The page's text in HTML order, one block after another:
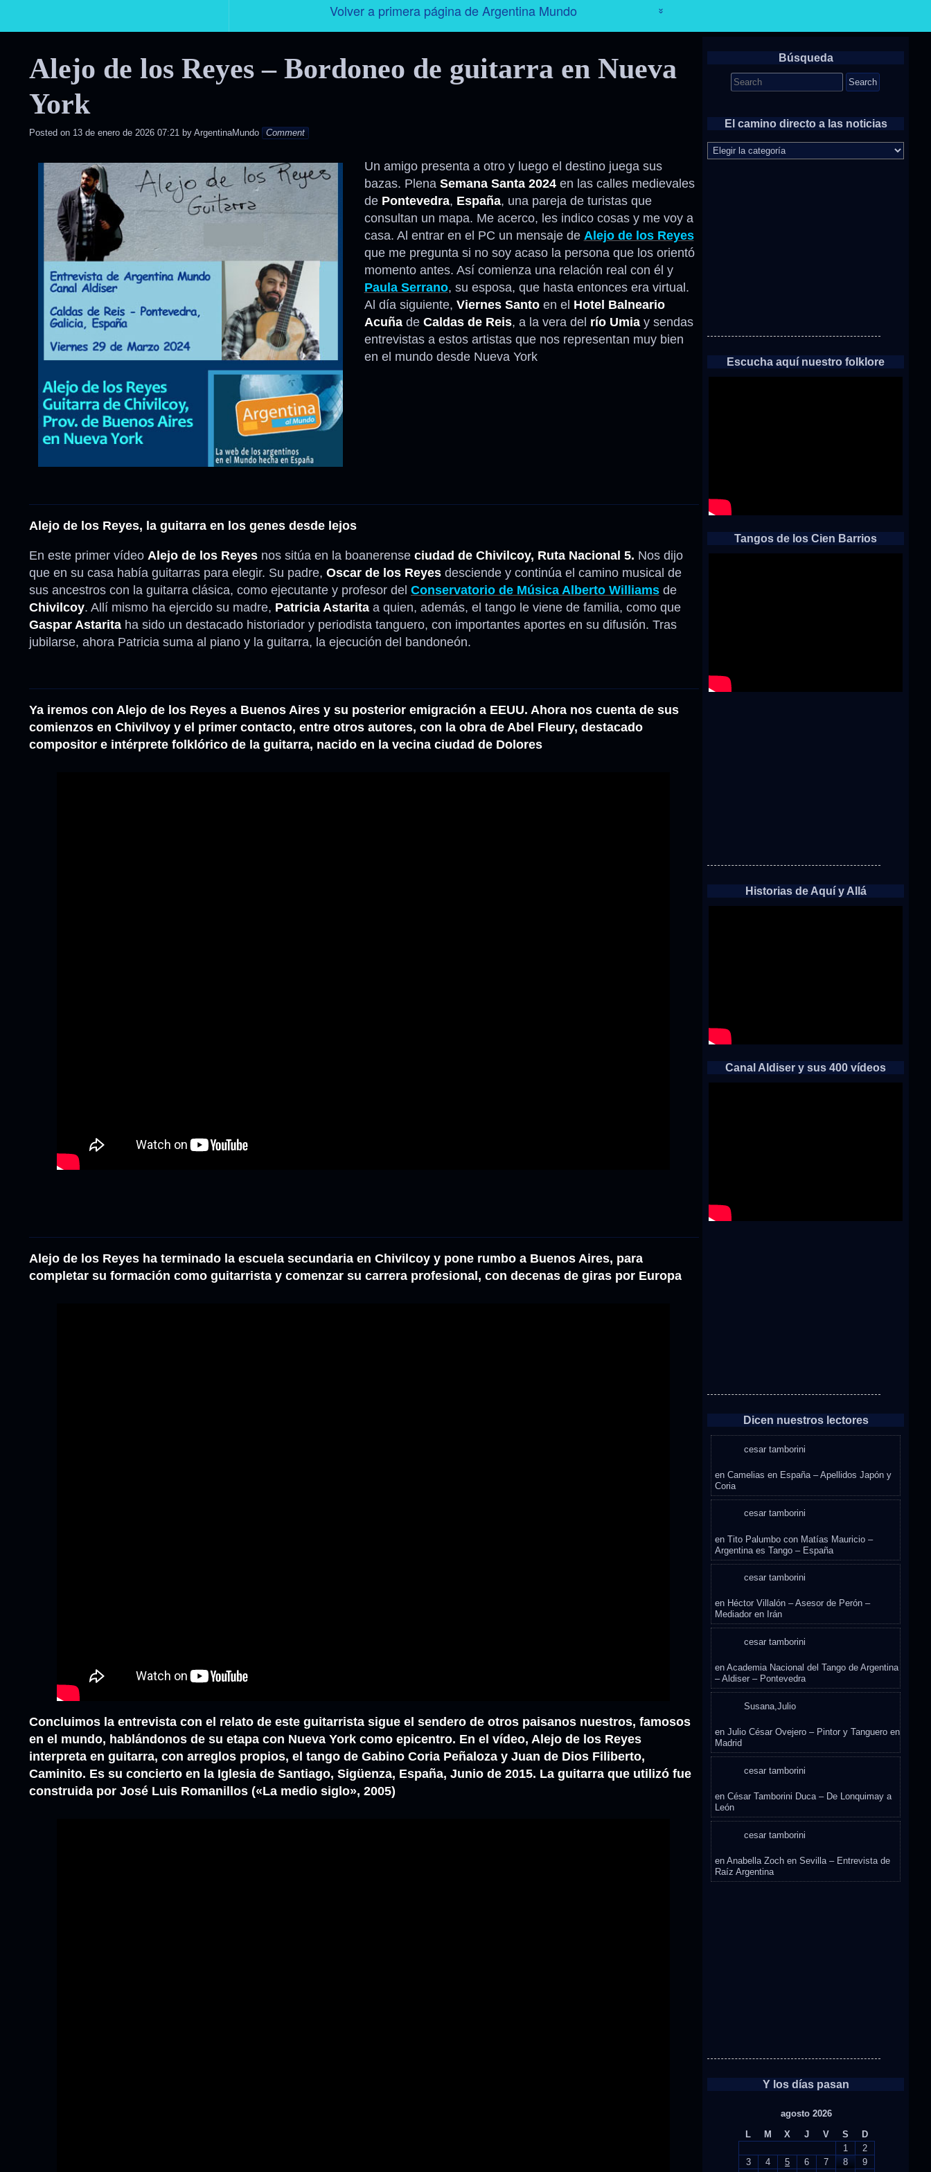
Volver a primera página de Argentina Mundo
Folklore
Historia
Personajes
Deporte
Radio – Televisión – Cine
Turismo
Anécdotas
Alejo de los Reyes – Bordoneo de guitarra en Nueva
York
Posted on 13 de enero de 2026 07:21 by ArgentinaMundo Comment
Un amigo presenta a otro y luego el destino juega sus
bazas. Plena Semana Santa 2024en las calles medievales
de Pontevedra, España, una pareja de turistas que
consultan un mapa. Me acerco, les indico cosas y me voy a
casa. Al entrar en el PC un mensaje de Alejo de los Reyes
que me pregunta si no soy acaso la persona que los orientó
momento antes. Así comienza una relación real con él y
Paula Serrano, su esposa, que hasta entonces era virtual.
Al día siguiente, Viernes Santoen el Hotel Balneario
Acuñade Caldas de Reis, a la vera del río Umiay sendas
entrevistas a estos artistas que nos representan muy bien
en el mundo desde Nueva York
Alejo de los Reyes, la guitarra en los genes desde lejos
En este primer vídeo Alejo de los Reyes nos sitúa en la boanerense ciudad de Chivilcoy, Ruta Nacional 5. Nos dijo
que en su casa había guitarras para elegir. Su padre, Oscar de los Reyes desciende y continúa el camino musical de
sus ancestros con la guitarra clásica, como ejecutante y profesor del Conservatorio de Música Alberto Williams de
Chivilcoy. Allí mismo ha ejercido su madre, Patricia Astarita a quien, además, el tango le viene de familia, como que
Gaspar Astarita ha sido un destacado historiador y periodista tanguero, con importantes aportes en su difusión. Tras
jubilarse, ahora Patricia suma al piano y la guitarra, la ejecución del bandoneón.
Ya iremos con Alejo de los Reyes a Buenos Aires y su posterior emigración a EEUU. Ahora nos cuenta de sus
comienzos en Chivilvoy y el primer contacto, entre otros autores, con la obra de Abel Fleury, destacado
compositor e intérprete folklórico de la guitarra, nacido en la vecina ciudad de Dolores
Alejo de los Reyes ha terminado la escuela secundaria en Chivilcoy y pone rumbo a Buenos Aires, para
completar su formación como guitarrista y comenzar su carrera profesional, con decenas de giras por Europa
Concluimos la entrevista con el relato de este guitarrista sigue el sendero de otros paisanos nuestros, famosos
en el mundo, hablándonos de su etapa con Nueva York como epicentro. En el vídeo, Alejo de los Reyes
interpreta en guitarra, con arreglos propios, el tango de Gabino Coria Peñaloza y Juan de Dios Filiberto,
Caminito. Es su concierto en la Iglesia de Santiago, Sigüenza, España, Junio de 2015. La guitarra que utilizó fue
construida por José Luis Romanillos («La medio siglo», 2005)
Búsqueda
Search
for:
El camino directo a las noticias
El
camino
Escucha aquí nuestro folklore
Tangos de los Cien Barrios
Historias de Aquí y Allá
Canal Aldiser y sus 400 vídeos
Dicen nuestros lectores
cesar tamborini
enCamelias en España – Apellidos Japón y
Coria
cesar tamborini
enTito Palumbo con Matías Mauricio –
Argentina es Tango – España
cesar tamborini
en Héctor Villalón – Asesor de Perón –
Mediador en Irán
cesar tamborini
enAcademia Nacional del Tango de Argentina
– Aldiser – Pontevedra
Susana,Julio
enJulio César Ovejero – Pintor y Tanguero en
Madrid
cesar tamborini
enCésar Tamborini Duca – De Lonquimay a
León
cesar tamborini
enAnabella Zoch en Sevilla – Entrevista de
Raíz Argentina
Y los días pasan
agosto 2026
L
M X J V S
D
1
2
3
4 5 6 7 8
9